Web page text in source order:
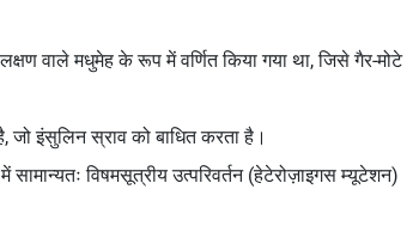
वाले मधुमेह के रूप में वर्णित किया गया था, जिसे गैर-मोटे
इंसुलिन स्राव को बाधित करता है।
विषमसूत्रीय उत्परिवर्तन (हेटेरोज़ाइगस म्यूटेशन)